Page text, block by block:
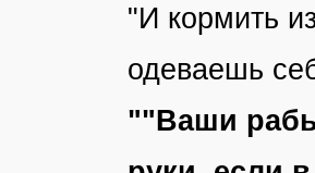
"И кормить
одеваешь
""Ваши